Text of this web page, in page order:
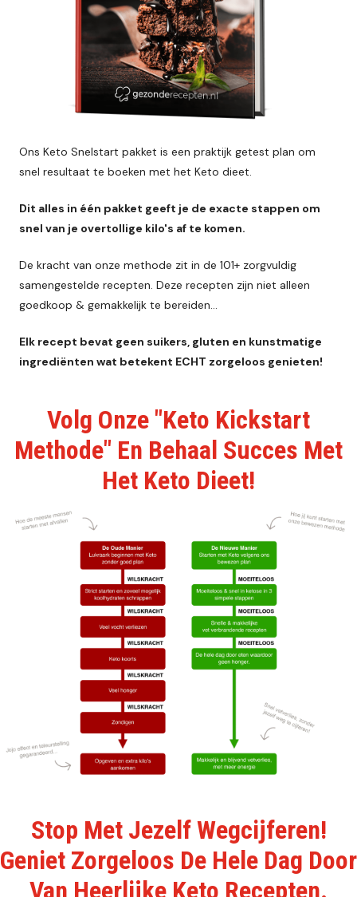
Ons Keto Snelstart pakket is een praktijk getest plan om
snel resultaat te boeken met het Keto dieet.
Dit alles in één pakket geeft je de exacte stappen om
snel van je overtollige kilo's af te komen.
De kracht van onze methode zit in de 101+ zorgvuldig
samengestelde recepten. Deze recepten zijn niet alleen
goedkoop & gemakkelijk te bereiden...
Elk recept bevat geen suikers, gluten en kunstmatige
ingrediënten wat betekent ECHT zorgeloos genieten!
Volg Onze "Keto Kickstart
Methode" En Behaal Succes Met
Het Keto Dieet!
Stop Met Jezelf Wegcijferen!
Geniet Zorgeloos De Hele Dag Door